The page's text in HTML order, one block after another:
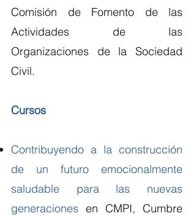
Comisión de Fomento de las
Actividades de las
Organizaciones de la Sociedad
Civil.
Cursos
Contribuyendo a la construcción
de un futuro emocionalmente
saludable para las nuevas
generaciones en CMPI, Cumbre